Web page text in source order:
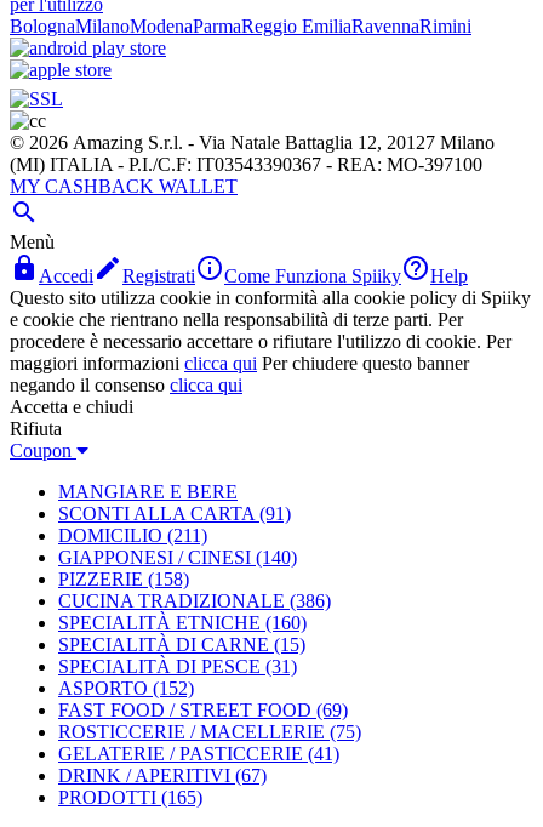
per l'utilizzo
BolognaMilanoModenaParmaReggio EmiliaRavennaRimini
© 2026 Amazing S.r.l. - Via Natale Battaglia 12, 20127 Milano
(MI) ITALIA - P.I./C.F: IT03543390367 - REA: MO-397100
MY CASHBACK WALLET

Menù
 Accedi RegistratiCome Funziona SpiikyHelp
Questo sito utilizza cookie in conformità alla cookie policy di Spiiky
e cookie che rientrano nella responsabilità di terze parti. Per
procedere è necessario accettare o rifiutare l'utilizzo di cookie. Per
maggiori informazioni clicca qui Per chiudere questo banner
negando il consenso clicca qui
Accetta e chiudi
Rifiuta
Coupon
MANGIARE E BERE
SCONTI ALLA CARTA (91)
DOMICILIO (211)
GIAPPONESI / CINESI (140)
PIZZERIE (158)
CUCINA TRADIZIONALE (386)
SPECIALITÀ ETNICHE (160)
SPECIALITÀ DI CARNE (15)
SPECIALITÀ DI PESCE (31)
ASPORTO (152)
FAST FOOD / STREET FOOD (69)
ROSTICCERIE / MACELLERIE (75)
GELATERIE / PASTICCERIE (41)
DRINK / APERITIVI (67)
PRODOTTI (165)